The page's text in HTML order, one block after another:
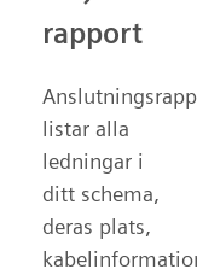
rapport
listar alla
ledningar i
ditt schema,
deras plats,